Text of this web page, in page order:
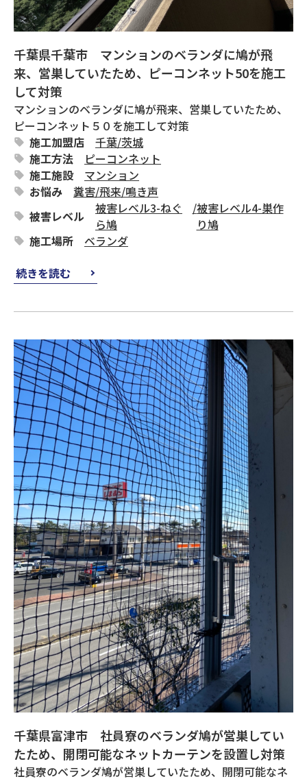
千葉県千葉市 マンションのベランダに鳩が飛
来、営巣していたため、ピーコンネット50を施工
して対策
マンションのベランダに鳩が飛来、営巣していたため、
ピーコンネット５０を施工して対策
施工加盟店
千葉/茨城
施工方法
ピーコンネット
施工施設
マンション
お悩み
糞害/飛来/鳴き声
被害レベル
被害レベル3-ねぐ
ら鳩
/被害レベル4-巣作
り鳩
施工場所
ベランダ
続きを読む
千葉県富津市 社員寮のベランダ鳩が営巣してい
たため、開閉可能なネットカーテンを設置し対策
社員寮のベランダ鳩が営巣していたため、開閉可能なネ